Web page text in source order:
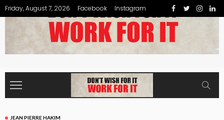
Friday, August 7, 2026 Facebook Instagram
JEAN PIERRE HAKIM